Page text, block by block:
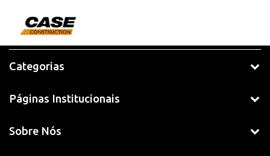
Categorias
Páginas Institucionais
Sobre Nós